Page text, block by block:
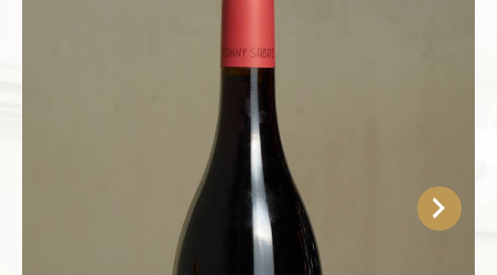
Красные вина
Белые вина
Розовые вина
Кальвадос